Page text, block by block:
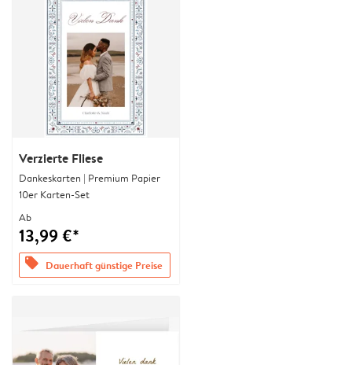
Verzierte Fliese
Dankeskarten | Premium Papier
10er Karten-Set
Ab
13,99 €*
offers Dauerhaft günstige Preise